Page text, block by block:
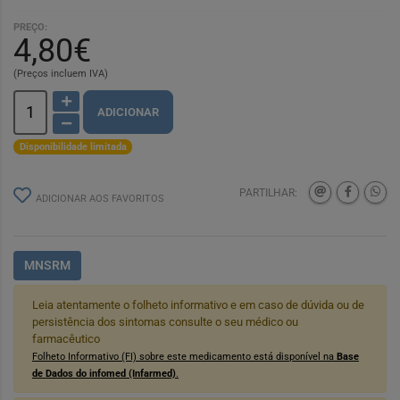
PREÇO:
4,80€
(Preços incluem IVA)
ADICIONAR
Disponibilidade limitada
ADICIONAR AOS FAVORITOS PARTILHAR:
MNSRM
Leia atentamente o folheto informativo e em caso de dúvida ou de
persistência dos sintomas consulte o seu médico ou
farmacêutico
Folheto Informativo (FI) sobre este medicamento está disponível na Base
de Dados do infomed (Infarmed)